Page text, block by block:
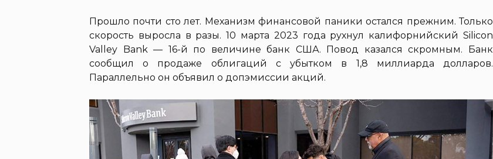
Прошло почти сто лет. Механизм финансовой паники остался прежним. Только
скорость выросла в разы. 10 марта 2023 года рухнул калифорнийский Silicon
Valley Bank — 16-й по величине банк США. Повод казался скромным. Банк
сообщил о продаже облигаций с убытком в 1,8 миллиарда долларов.
Параллельно он объявил о допэмиссии акций.